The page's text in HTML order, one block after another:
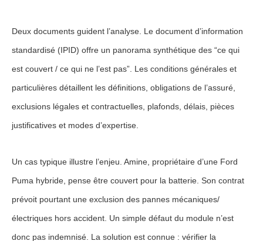
Deux documents guident l’analyse. Le document d’information
standardisé (IPID) offre un panorama synthétique des “ce qui
est couvert / ce qui ne l’est pas”. Les conditions générales et
particulières détaillent les définitions, obligations de l’assuré,
exclusions légales et contractuelles, plafonds, délais, pièces
justificatives et modes d’expertise.
Un cas typique illustre l’enjeu. Amine, propriétaire d’une Ford
Puma hybride, pense être couvert pour la batterie. Son contrat
prévoit pourtant une exclusion des pannes mécaniques/
électriques hors accident . Un simple défaut du module n’est
donc pas indemnisé. La solution est connue : vérifier la